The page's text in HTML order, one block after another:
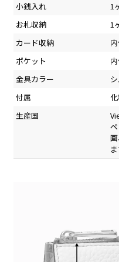
小銭入れ
1
お札収納
1
カード収納
ポケット
金具カラー
付属
生産国